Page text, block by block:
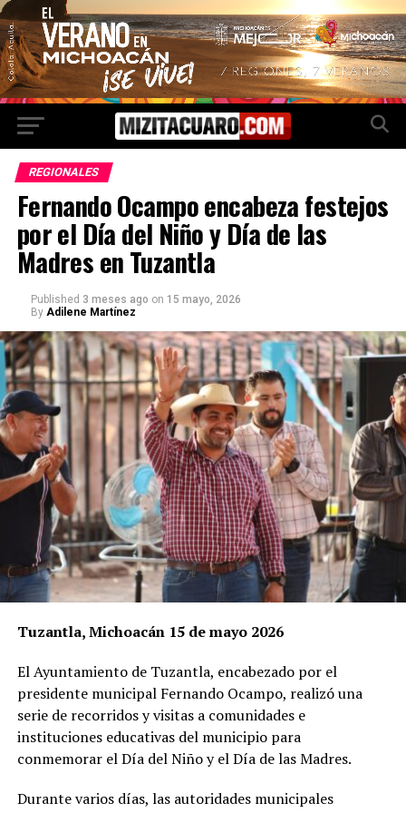
REGIONALES
Fernando Ocampo encabeza festejos
por el Día del Niño y Día de las
Madres en Tuzantla
Published 3 meses ago on 15 mayo, 2026
By Adilene Martínez
Tuzantla, Michoacán 15 de mayo 2026
El Ayuntamiento de Tuzantla, encabezado por el
presidente municipal Fernando Ocampo, realizó una
serie de recorridos y visitas a comunidades e
instituciones educativas del municipio para
conmemorar el Día del Niño y el Día de las Madres.
Durante varios días, las autoridades municipales